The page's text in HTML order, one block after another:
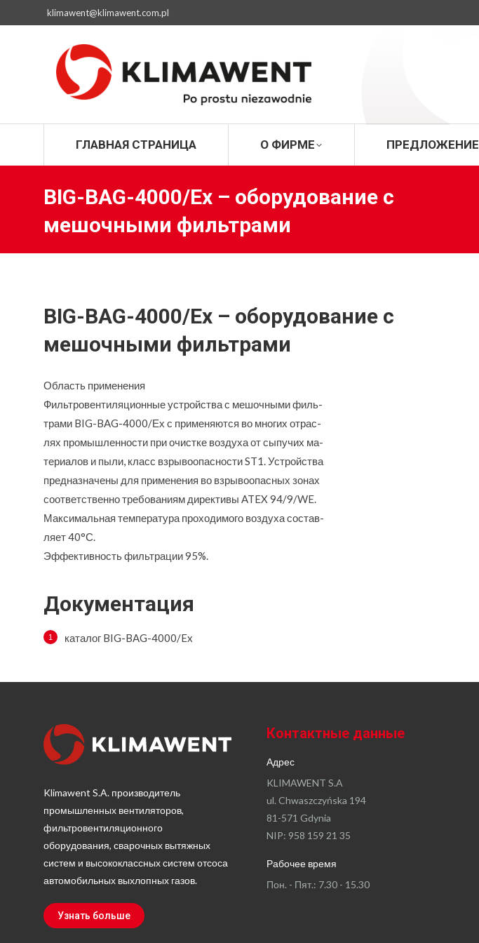
klimawent@klimawent.com.pl
ГЛАВНАЯ СТРАНИЦА О ФИРМЕ ПРЕДЛОЖЕНИЕ
BIG-BAG-4000/Ex – оборудование с
мешочными фильтрами
BIG-BAG-4000/Ex – оборудование с
мешочными фильтрами
Область применения
Фильтровентиляционные устройства с мешочными филь-
трами BIG-BAG-4000/Ех с применяются во многих отрас-
лях промышленности при очистке воздуха от сыпучих ма-
териалов и пыли, класс взрывоопасности ST1. Устройства
предназначены для применения во взрывоопасных зонах
соответственно требованиям директивы ATEX 94/9/WE.
Максимальная температура проходимого воздуха состав-
ляет 40°С.
Эффективность фильтрации 95%.
Документация
каталог BIG-BAG-4000/Ex
Klimawent S.A. производитель
промышленных вентиляторов,
фильтровентиляционного
оборудования, сварочных вытяжных
систем и высококлассных систем отсоса
автомобильных выхлопных газов.
Узнать больше
Контактные данные
Адрес
KLIMAWENT S.A
ul. Chwaszczyńska 194
81-571 Gdynia
NIP: 958 159 21 35
Рабочее время
Пон. - Пят.: 7.30 - 15.30